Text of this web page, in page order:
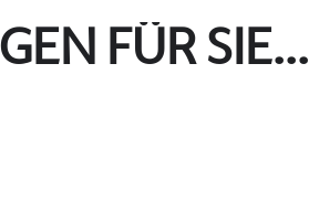
FÜR SIE...